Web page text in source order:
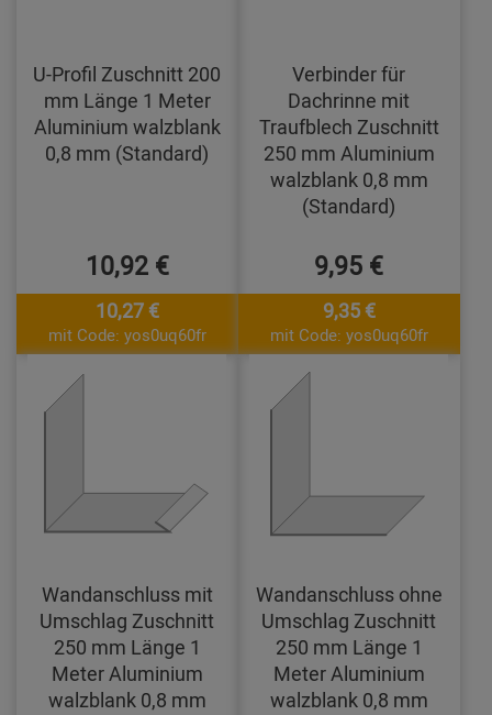
U-Profil Zuschnitt 200
mm Länge 1 Meter
Aluminium walzblank
0,8 mm (Standard)
10,92 €
10,27 €
mit Code: yos0uq60fr
Verbinder für
Dachrinne mit
Traufblech Zuschnitt
250 mm Aluminium
walzblank 0,8 mm
(Standard)
9,95 €
9,35 €
mit Code: yos0uq60fr
Wandanschluss mit
Umschlag Zuschnitt
250 mm Länge 1
Meter Aluminium
walzblank 0,8 mm
Wandanschluss ohne
Umschlag Zuschnitt
250 mm Länge 1
Meter Aluminium
walzblank 0,8 mm